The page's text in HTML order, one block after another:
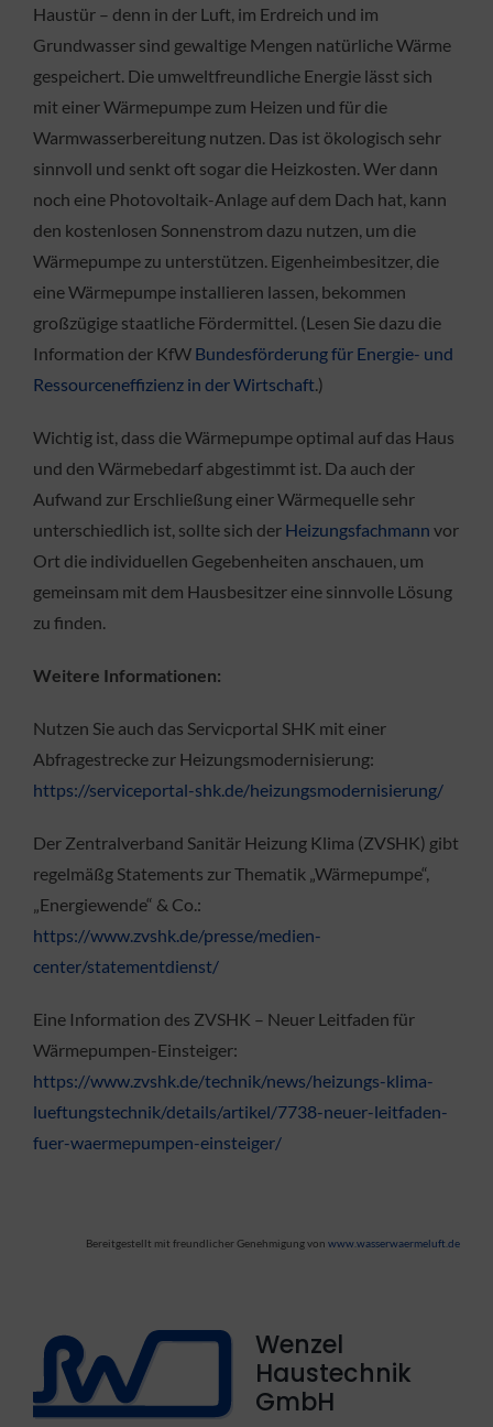
Haustür – denn in der Luft, im Erdreich und im
Grundwasser sind gewaltige Mengen natürliche Wärme
gespeichert. Die umweltfreundliche Energie lässt sich
mit einer Wärmepumpe zum Heizen und für die
Warmwasserbereitung nutzen. Das ist ökologisch sehr
sinnvoll und senkt oft sogar die Heizkosten. Wer dann
noch eine Photovoltaik-Anlage auf dem Dach hat, kann
den kostenlosen Sonnenstrom dazu nutzen, um die
Wärmepumpe zu unterstützen. Eigenheimbesitzer, die
eine Wärmepumpe installieren lassen, bekommen
großzügige staatliche Fördermittel. (Lesen Sie dazu die
Information der KfW Bundesförderung für Energie- und
Ressourceneffizienz in der Wirtschaft.)
Wichtig ist, dass die Wärmepumpe optimal auf das Haus
und den Wärmebedarf abgestimmt ist. Da auch der
Aufwand zur Erschließung einer Wärmequelle sehr
unterschiedlich ist, sollte sich der Heizungsfachmann vor
Ort die individuellen Gegebenheiten anschauen, um
gemeinsam mit dem Hausbesitzer eine sinnvolle Lösung
zu finden.
Weitere Informationen:
Nutzen Sie auch das Servicportal SHK mit einer
Abfragestrecke zur Heizungsmodernisierung:
https://serviceportal-shk.de/heizungsmodernisierung/
Der Zentralverband Sanitär Heizung Klima (ZVSHK) gibt
regelmäßg Statements zur Thematik „Wärmepumpe“,
„Energiewende“ & Co.:
https://www.zvshk.de/presse/medien-
center/statementdienst/
Eine Information des ZVSHK – Neuer Leitfaden für
Wärmepumpen-Einsteiger:
https://www.zvshk.de/technik/news/heizungs-klima-
lueftungstechnik/details/artikel/7738-neuer-leitfaden-
fuer-waermepumpen-einsteiger/
Bereitgestellt mit freundlicher Genehmigung vonwww.wasserwaermeluft.de
Wenzel
Haustechnik
GmbH